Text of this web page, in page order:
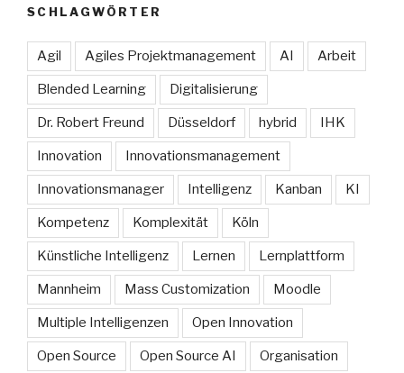
SCHLAGWÖRTER
Agil Agiles Projektmanagement AI Arbeit
Blended Learning Digitalisierung
Dr. Robert Freund Düsseldorf hybrid IHK
Innovation Innovationsmanagement
Innovationsmanager Intelligenz Kanban KI
Kompetenz Komplexität Köln
Künstliche Intelligenz Lernen Lernplattform
Mannheim Mass Customization Moodle
Multiple Intelligenzen Open Innovation
Open Source Open Source AI Organisation